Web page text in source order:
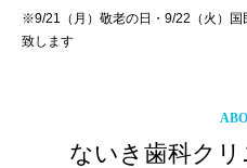
※9/21（月）敬老の日・9/22（火）
致します
ないき歯科ク